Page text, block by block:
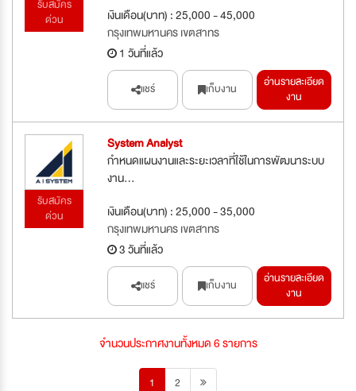
รับสมัคร
ด่วน
เงินเดือน(บาท) : 25,000 - 45,000
กรุงเทพมหานคร เขตสาทร
1 วันที่แล้ว
แชร์ เก็บงาน
อ่านรายละเอียด
งาน
รับสมัคร
ด่วน
System Analyst
กำหนดแผนงานและระยะเวลาที่ใช้ในการพัฒนาระบบ
งาน...
เงินเดือน(บาท) : 25,000 - 35,000
กรุงเทพมหานคร เขตสาทร
3 วันที่แล้ว
แชร์ เก็บงาน
อ่านรายละเอียด
งาน
จำนวนประกาศงานทั้งหมด 6 รายการ
1 2